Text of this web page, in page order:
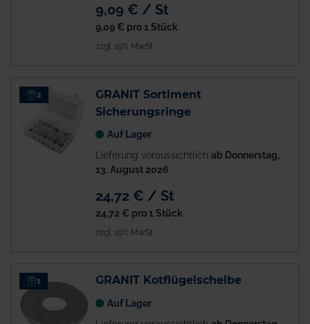
9,09 € / St
9,09 € pro 1 Stück
zzgl. 19% MwSt.
2
GRANIT Sortiment
Sicherungsringe
Auf Lager
Lieferung voraussichtlich ab Donnerstag,
13. August 2026
24,72 € / St
24,72 € pro 1 Stück
zzgl. 19% MwSt.
1 GRANIT Kotflügelscheibe
Auf Lager